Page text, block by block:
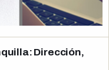
Dirección,